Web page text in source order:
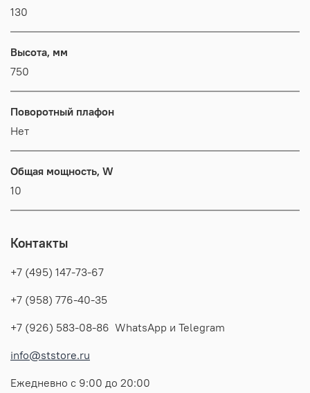
130
Высота, мм
750
Поворотный плафон
Нет
Общая мощность, W
10
Контакты
+7 (495) 147-73-67
+7 (958) 776-40-35
+7 (926) 583-08-86 WhatsApp и Telegram
info@ststore.ru
Ежедневно с 9:00 до 20:00